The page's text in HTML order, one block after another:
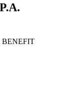
BENEFIT